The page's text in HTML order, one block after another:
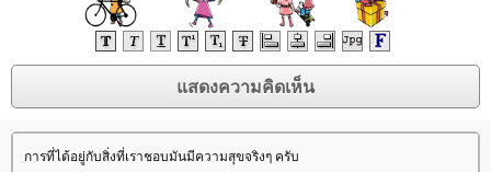
การที่ได้อยู่กับสิ่งที่เราชอบมันมีความสุขจริงๆ ครับ